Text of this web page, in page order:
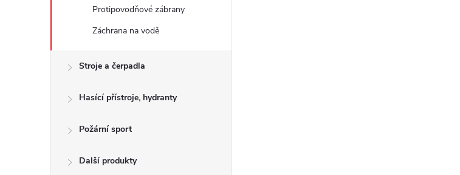
Protipovodňové zábrany
Záchrana na vodě
Stroje a čerpadla
Hasící přístroje, hydranty
Požární sport
Další produkty